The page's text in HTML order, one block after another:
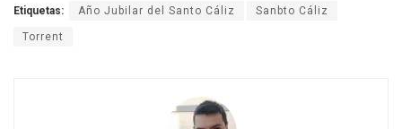
Etiquetas: Año Jubilar del Santo Cáliz Sanbto Cáliz
Torrent